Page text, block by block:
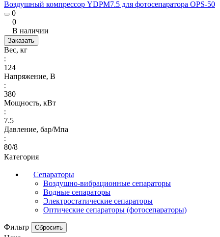
Воздушный компрессор YDPM7.5 для фотосепаратора OPS-50
0
0
В наличии
Заказать
Вес, кг
:
124
Напряжение, В
:
380
Мощность, кВт
:
7.5
Давление, бар/Мпа
:
80/8
Категория
Сепараторы
Воздушно-вибрационные сепараторы
Водные сепараторы
Электростатические сепараторы
Оптические сепараторы (фотосепараторы)
Фильтр Сбросить